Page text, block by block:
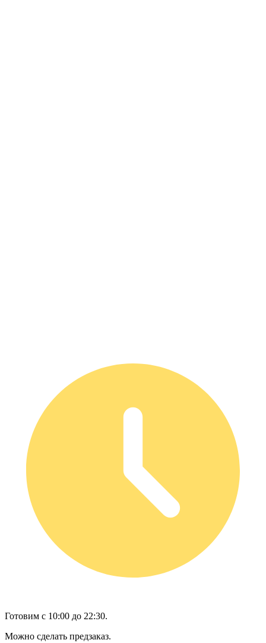
Готовим с 10:00 до 22:30.
Можно сделать предзаказ.